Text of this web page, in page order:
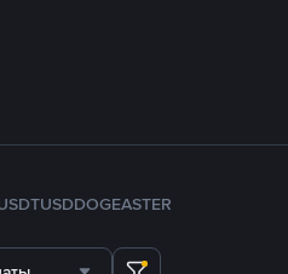
TUSDDOGEASTER